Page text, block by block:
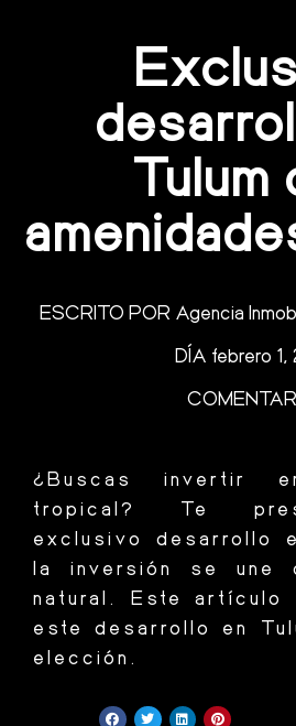
Tulum
¿Buscas invertir
tropical? Te
exclusivo desarrollo
la inversión se une
natural. Este artículo
este desarrollo en
elección.
ESCRITO POR Agencia
DÍA febrero